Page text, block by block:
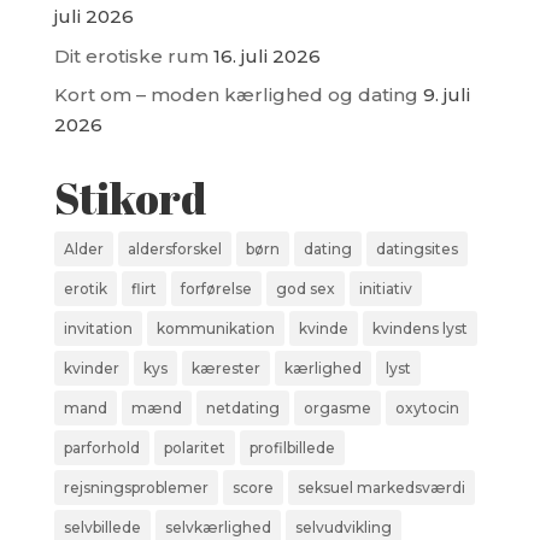
juli 2026
Dit erotiske rum 16. juli 2026
Kort om – moden kærlighed og dating 9. juli
2026
Stikord
Alder aldersforskel børn dating datingsites
erotik flirt forførelse god sex initiativ
invitation kommunikation kvinde kvindens lyst
kvinder kys kærester kærlighed lyst
mand mænd netdating orgasme oxytocin
parforhold polaritet profilbillede
rejsningsproblemer score seksuel markedsværdi
selvbillede selvkærlighed selvudvikling